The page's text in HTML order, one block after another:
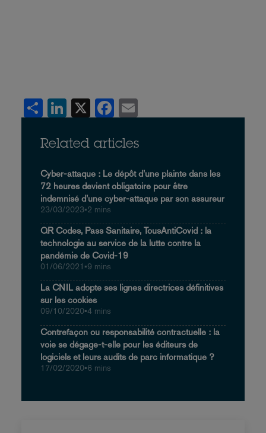
Share LinkedIn Facebook
Related articles
Cyber-attaque : Le dépôt d’une plainte dans les
72 heures devient obligatoire pour être
indemnisé d’une cyber-attaque par son assureur
23/03/2023•2 mins
QR Codes, Pass Sanitaire, TousAntiCovid : la
technologie au service de la lutte contre la
pandémie de Covid-19
01/06/2021 •9 mins
La CNIL adopte ses lignes directrices définitives
sur les cookies
09/10/2020•4 mins
Contrefaçon ou responsabilité contractuelle : la
voie se dégage-t-elle pour les éditeurs de
logiciels et leurs audits de parc informatique ?
17/02/2020•6 mins